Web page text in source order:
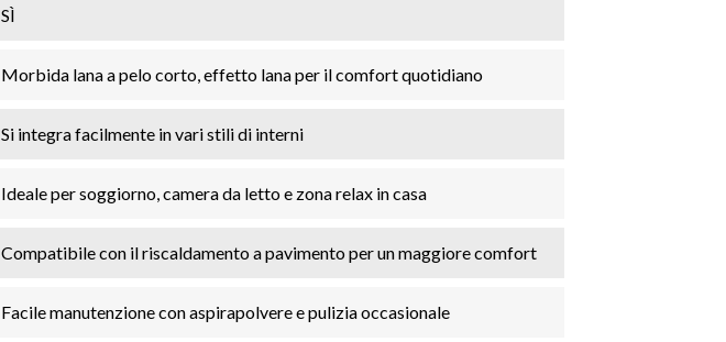
SÌ
Morbida lana a pelo corto, effetto lana per il comfort quotidiano
Si integra facilmente in vari stili di interni
Ideale per soggiorno, camera da letto e zona relax in casa
Compatibile con il riscaldamento a pavimento per un maggiore comfort
Facile manutenzione con aspirapolvere e pulizia occasionale